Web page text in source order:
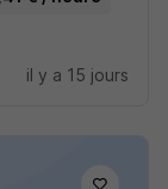
il y a 15 jours